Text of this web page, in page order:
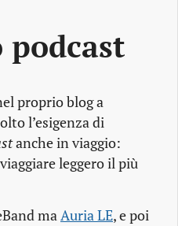
podcast
proprio blog a
l’esigenza di
anche in viaggio:
leggero il più
maAuria LE, e poi